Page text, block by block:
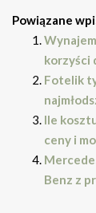
Powiązane
korzyści
Fotelik
Ile
ceny i
Benz z